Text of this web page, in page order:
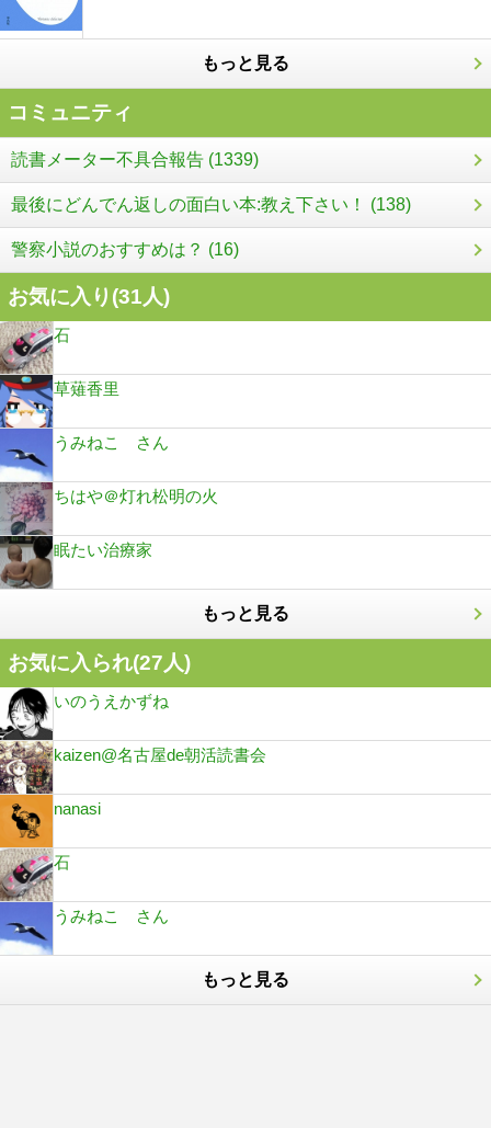
もっと見る
コミュニティ
読書メーター不具合報告 (1339)
最後にどんでん返しの面白い本:教え下さい！ (138)
警察小説のおすすめは？ (16)
お気に入り(31人)
石
草薙香里
うみねこ さん
ちはや＠灯れ松明の火
眠たい治療家
もっと見る
お気に入られ(27人)
いのうえかずね
kaizen@名古屋de朝活読書会
nanasi
石
うみねこ さん
もっと見る